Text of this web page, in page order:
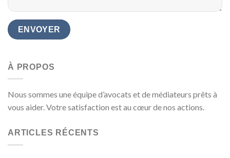
À PROPOS
Nous sommes une équipe d’avocats et de médiateurs prêts à
vous aider. Votre satisfaction est au cœur de nos actions.
ARTICLES RÉCENTS